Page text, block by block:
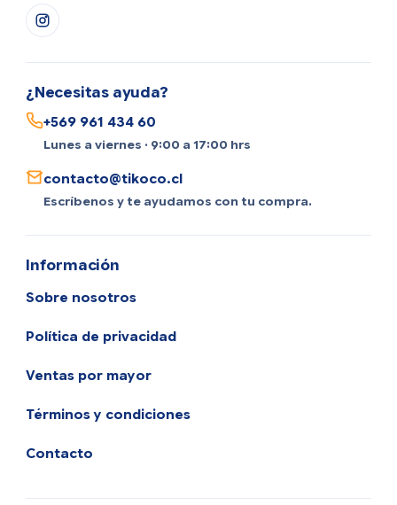
¿Necesitas ayuda?
+569 961 434 60
Lunes a viernes · 9:00 a 17:00 hrs
contacto@tikoco.cl
Escríbenos y te ayudamos con tu compra.
Información
Sobre nosotros
Política de privacidad
Ventas por mayor
Términos y condiciones
Contacto